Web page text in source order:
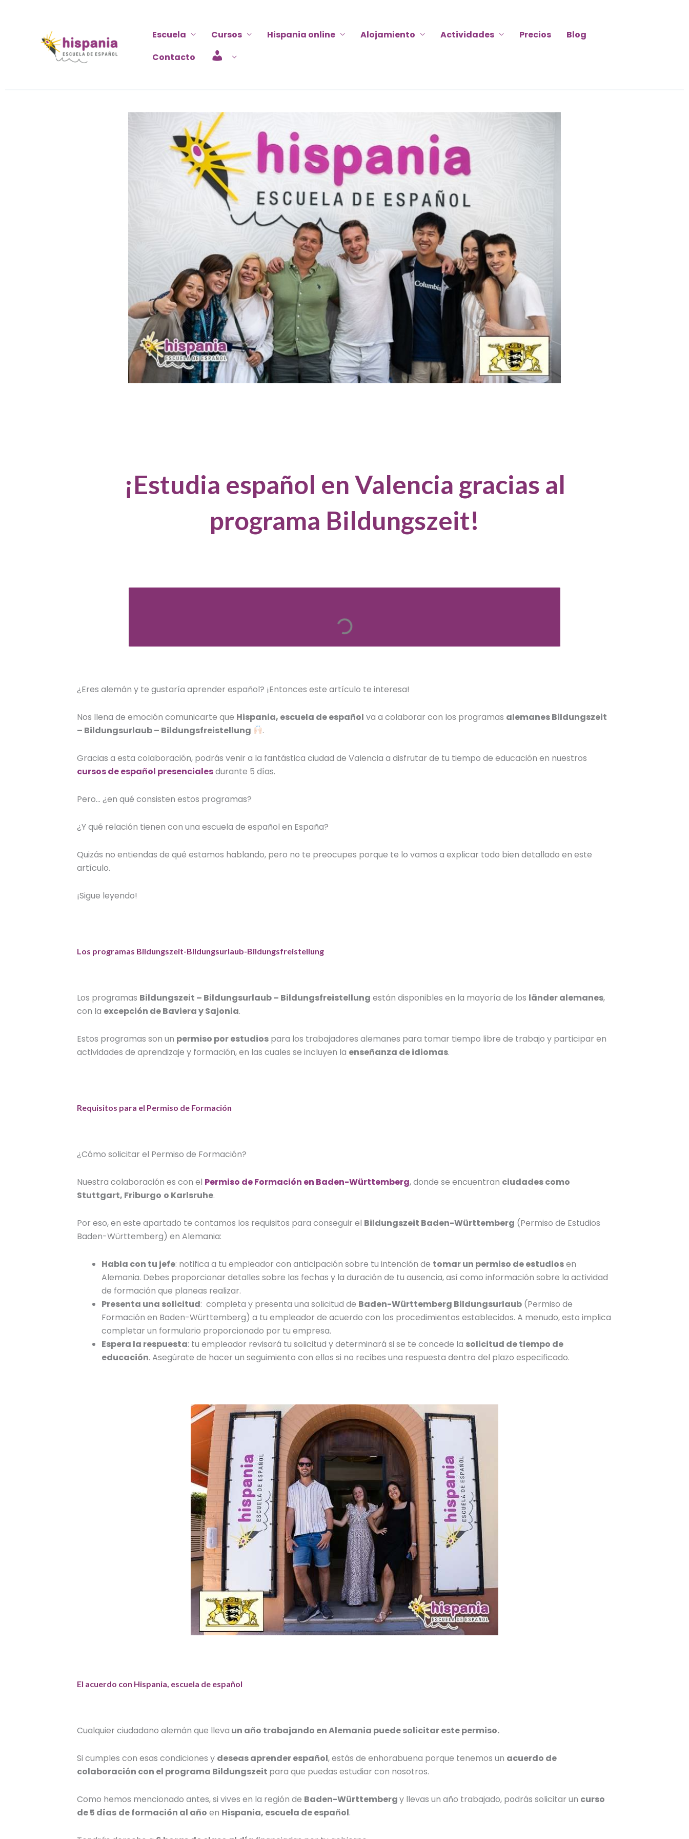
Escuela Cursos Hispania online Alojamiento Actividades Precios
Blog
Contacto
¡Estudia español en Valencia gracias al
programa Bildungszeit!
¿Eres alemán y te gustaría aprender español? ¡Entonces este artículo te interesa!
Nos llena de emoción comunicarte que Hispania, escuela de español va a colaborar con los programas alemanesBildungszeit
– Bildungsurlaub – Bildungsfreistellung
.
Gracias a esta colaboración, podrás venir a la fantástica ciudad de Valencia a disfrutar de tu tiempo de educación en nuestros
cursos de español presencialesdurante 5 días.
Pero… ¿en qué consisten estos programas?
¿Y qué relación tienen con una escuela de español en España?
Quizás no entiendas de qué estamos hablando, pero no te preocupes porque te lo vamos a explicar todo bien detallado en este
artículo.
¡Sigue leyendo!
Los programas Bildungszeit-Bildungsurlaub-Bildungsfreistellung
Los programas Bildungszeit – Bildungsurlaub – Bildungsfreistellung están disponibles en la mayoría de los länder alemanes,
con la excepción de Baviera y Sajonia.
Estos programas son un permiso por estudios para los trabajadores alemanes para tomar tiempo libre de trabajo y participar en
actividades de aprendizaje y formación, en las cuales se incluyen la enseñanza de idiomas.
Requisitos para el Permiso de Formación
¿Cómo solicitar el Permiso de Formación?
Nuestra colaboración es con el Permiso de Formación en Baden-Württemberg, donde se encuentran ciudades como
Stuttgart, Friburgo o Karlsruhe.
Por eso, en este apartado te contamos los requisitos para conseguir el Bildungszeit Baden-Württemberg (Permiso de Estudios
Baden-Württemberg) en Alemania:
Habla con tu jefe: notifica a tu empleador con anticipación sobre tu intención de tomar un permiso de estudiosen
Alemania. Debes proporcionar detalles sobre las fechas y la duración de tu ausencia, así como información sobre la actividad
de formación que planeas realizar.
Presenta una solicitud: completa y presenta una solicitud de Baden-Württemberg Bildungsurlaub (Permiso de
Formación en Baden-Württemberg) a tu empleador de acuerdo con los procedimientos establecidos. A menudo, esto implica
completar un formulario proporcionado por tu empresa.
Espera la respuesta: tu empleador revisará tu solicitud y determinará si se te concede la solicitud de tiempo de
educación. Asegúrate de hacer un seguimiento con ellos si no recibes una respuesta dentro del plazo especificado.
El acuerdo con Hispania, escuela de español
Cualquier ciudadano alemán que lleva un año trabajando en Alemania puede solicitar este permiso.
Si cumples con esas condiciones y deseas aprender español, estás de enhorabuena porque tenemos un acuerdo de
colaboración con el programa Bildungszeit para que puedas estudiar con nosotros.
Como hemos mencionado antes, si vives en la región de Baden-Württembergy llevas un año trabajado, podrás solicitar un curso
de5 días de formación al año en Hispania, escuela de español.